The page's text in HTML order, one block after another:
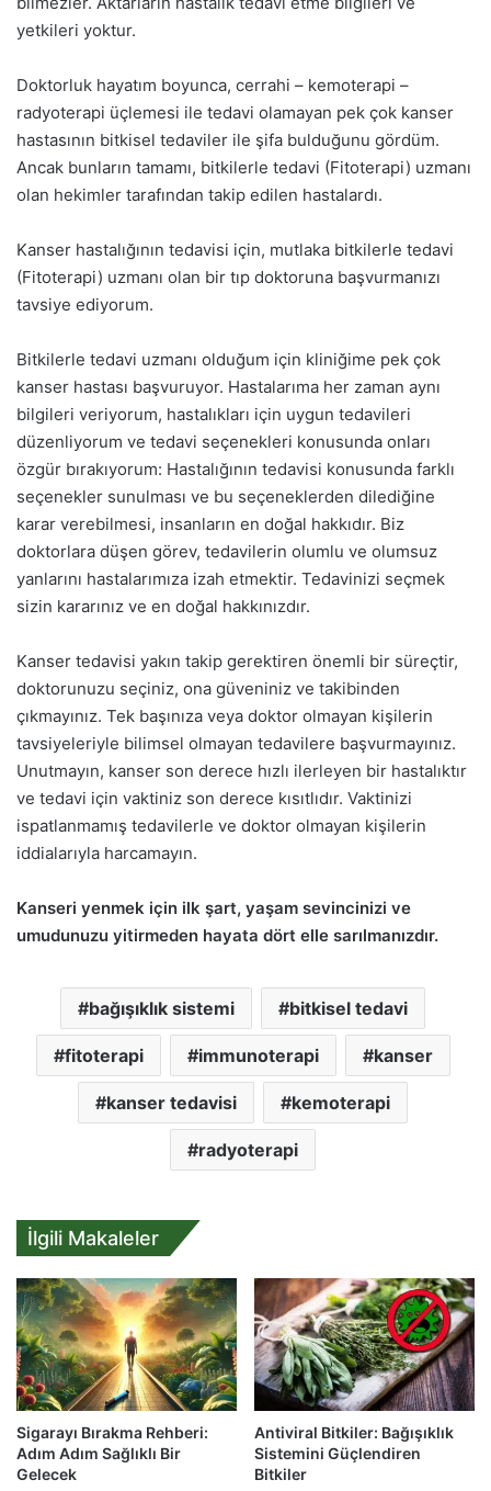
yetkileri yoktur.
Doktorluk hayatım boyunca, cerrahi – kemoterapi –
radyoterapi üçlemesi ile tedavi olamayan pek çok kanser
hastasının bitkisel tedaviler ile şifa bulduğunu gördüm.
Ancak bunların tamamı, bitkilerle tedavi (Fitoterapi) uzmanı
olan hekimler tarafından takip edilen hastalardı.
Kanser hastalığının tedavisi için, mutlaka bitkilerle tedavi
(Fitoterapi) uzmanı olan bir tıp doktoruna başvurmanızı
tavsiye ediyorum.
Bitkilerle tedavi uzmanı olduğum için kliniğime pek çok
kanser hastası başvuruyor. Hastalarıma her zaman aynı
bilgileri veriyorum, hastalıkları için uygun tedavileri
düzenliyorum ve tedavi seçenekleri konusunda onları
özgür bırakıyorum: Hastalığının tedavisi konusunda farklı
seçenekler sunulması ve bu seçeneklerden dilediğine
karar verebilmesi, insanların en doğal hakkıdır. Biz
doktorlara düşen görev, tedavilerin olumlu ve olumsuz
yanlarını hastalarımıza izah etmektir. Tedavinizi seçmek
sizin kararınız ve en doğal hakkınızdır.
Kanser tedavisi yakın takip gerektiren önemli bir süreçtir,
doktorunuzu seçiniz, ona güveniniz ve takibinden
çıkmayınız. Tek başınıza veya doktor olmayan kişilerin
tavsiyeleriyle bilimsel olmayan tedavilere başvurmayınız.
Unutmayın, kanser son derece hızlı ilerleyen bir hastalıktır
ve tedavi için vaktiniz son derece kısıtlıdır. Vaktinizi
ispatlanmamış tedavilerle ve doktor olmayan kişilerin
iddialarıyla harcamayın.
Kanseri yenmek için ilk şart, yaşam sevincinizi ve
umudunuzu yitirmeden hayata dört elle sarılmanızdır.
bağışıklık sistemi bitkisel tedavi
fitoterapi immunoterapi kanser
kanser tedavisi kemoterapi
radyoterapi
İlgili Makaleler
Sigarayı Bırakma Rehberi:
Adım Adım Sağlıklı Bir
Gelecek
Antiviral Bitkiler: Bağışıklık
Sistemini Güçlendiren
Bitkiler